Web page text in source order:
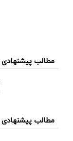
مطالب پیشنهادی
مطالب پیشنهادی